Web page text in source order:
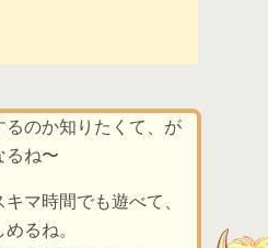
のか知りたくて、が
るね〜
マ時間でも遊べて、
るね。